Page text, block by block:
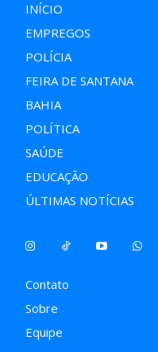
INÍCIO
EMPREGOS
POLÍCIA
FEIRA DE SANTANA
BAHIA
POLÍTICA
SAÚDE
EDUCAÇÃO
ÚLTIMAS NOTÍCIAS
Contato
Sobre
Equipe